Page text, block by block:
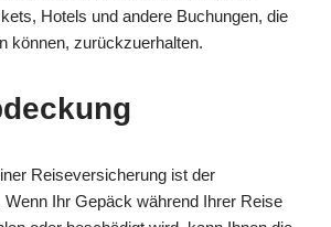
Hotels und andere Buchungen, die
können, zurückzuerhalten.
Reiseversicherung ist der
Ihr Gepäck während Ihrer Reise